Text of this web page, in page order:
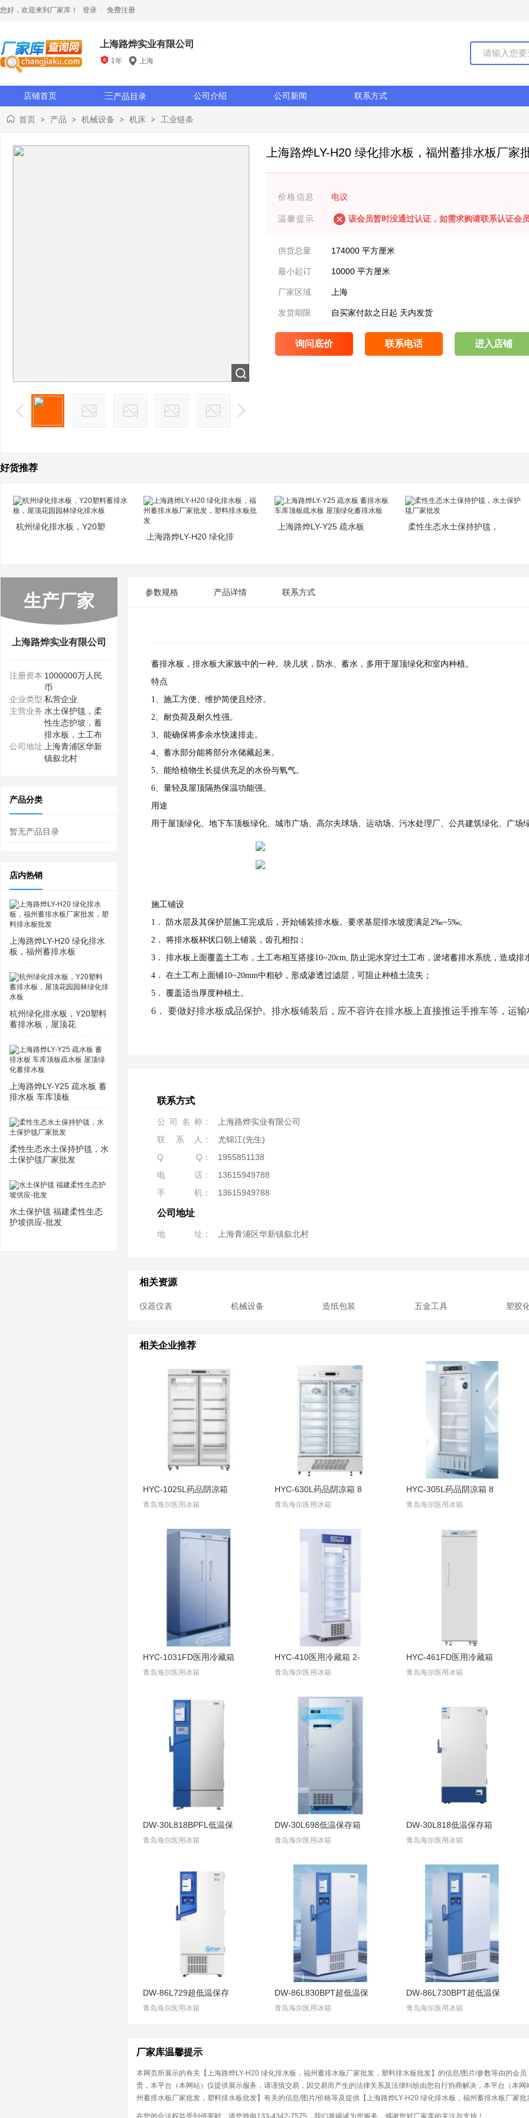
您好，欢迎来到厂家库！ 登录 免费注册
上海路烨实业有限公司
1年  上海
店铺首页 产品目录 公司介绍 公司新闻 联系方式
首页 > 产品 > 机械设备 > 机床 > 工业链条
上海路烨LY-H20 绿化排水板，福州蓄排水板厂家
价格信息 电议
温馨提示 该会员暂时没通过认证，如需求购请联系认证会
供货总量 174000 平方厘米
最小起订 10000 平方厘米
厂家区域 上海
发货期限 自买家付款之日起 天内发货
询问底价 联系电话 进入店铺
好货推荐
杭州绿化排水板，Y20塑
上海路烨LY-H20 绿化排
上海路烨LY-Y25 疏水板 柔性生态水土保持护毯，
生产厂家
上海路烨实业有限公司
注册资本 1000000万人民
币
企业类型 私营企业
主营业务 水土保护毯，柔
性生态护坡，蓄
排水板，土工布
公司地址
上海青浦区华新
镇叙北村
产品分类
暂无产品目录
店内热销
上海路烨LY-H20 绿化排水
板，福州蓄排水板
杭州绿化排水板，Y20塑料
蓄排水板，屋顶花
上海路烨LY-Y25 疏水板 蓄
排水板 车库顶板
柔性生态水土保持护毯，水
土保护毯厂家批发
水土保护毯 福建柔性生态
护坡供应-批发
参数规格 产品详情 联系方式
蓄排水板，排水板大家族中的一种。块儿状，防水、蓄水，多用于屋顶绿化和室内种植。
特点
1、施工方便、维护简便且经济。
2、耐负荷及耐久性强。
3、能确保将多余水快速排走。
4、蓄水部分能将部分水储藏起来。
5、能给植物生长提供充足的水份与氧气。
6、量轻及屋顶隔热保温功能强。
用途
用于屋顶绿化、地下车顶板绿化、城市广场、高尔夫球场、运动场、污水处理厂、公共建筑绿化、广场
施工铺设
1． 防水层及其保护层施工完成后，开始铺装排水板。要求基层排水坡度满足2‰~5‰;
2． 将排水板杯状口朝上铺装，齿孔相扣；
3． 排水板上面覆盖土工布，土工布相互搭接10~20cm, 防止泥水穿过土工布，淤堵蓄排水系统，造成排
4． 在土工布上面铺10~20mm中粗砂，形成渗透过滤层，可阻止种植土流失；
5． 覆盖适当厚度种植土。
6． 要做好排水板成品保护。排水板铺装后，应不容许在排水板上直接推运手推车等，运
联系方式
公司名称
上海路烨实业有限公司
联系人
尤锦江(先生)
Q Q
1955851138
电话
13615949788
手机
13615949788
公司地址
地址 上海青浦区华新镇叙北村
相关资源
仪器仪表 机械设备 造纸包装 五金工具 塑胶
相关企业推荐
HYC-1025L药品阴凉箱
青岛海尔医用冰箱
HYC-630L药品阴凉箱 8
青岛海尔医用冰箱
HYC-305L药品阴凉箱 8
青岛海尔医用冰箱
HYC-1031FD医用冷藏箱
青岛海尔医用冰箱
HYC-410医用冷藏箱 2-
青岛海尔医用冰箱
HYC-461FD医用冷藏箱
青岛海尔医用冰箱
DW-30L818BPFL低温保
青岛海尔医用冰箱
DW-30L698低温保存箱
青岛海尔医用冰箱
DW-30L818低温保存箱
青岛海尔医用冰箱
DW-86L729超低温保存
青岛海尔医用冰箱
DW-86L830BPT超低温保
青岛海尔医用冰箱
DW-86L730BPT超低温保
青岛海尔医用冰箱
厂家库温馨提示
本网页所展示的有关【上海路烨LY-H20 绿化排水板，福州蓄排水板厂家批发，塑料排水板批发】的信息/图片/参数等由的会
责，本平台（本网站）仅提供展示服务，请谨慎交易，因交易而产生的法律关系及法律纠纷由您自行协商解决，本平台（本
州蓄排水板厂家批发，塑料排水板批发】有关的信息/图片/价格等及提供【上海路烨LY-H20 绿化排水板，福州蓄排水板厂家
在您的合法权益受到侵害时，请您致电133-4342-7575，我们将竭诚为您服务，感谢您对厂家库的关注与支持！